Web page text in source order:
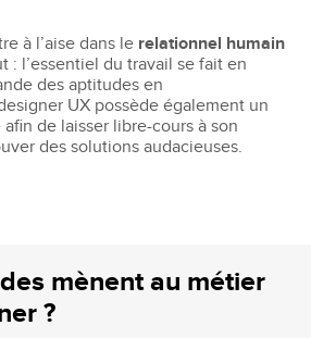
à l’aise dans le relationnel humain
: l’essentiel du travail se fait en
des aptitudes en
UX possède également un
de laisser libre-cours à son
des solutions audacieuses.
mènent au métier
?